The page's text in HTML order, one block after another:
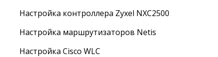
Настройка контроллера Zyxel NXC2500
Настройка маршрутизаторов Netis
Настройка Cisco WLC